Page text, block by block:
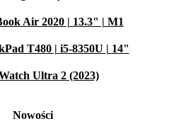
Air 2020 | 13.3" | M1
T480 | i5-8350U | 14"
Ultra 2 (2023)
Nowości